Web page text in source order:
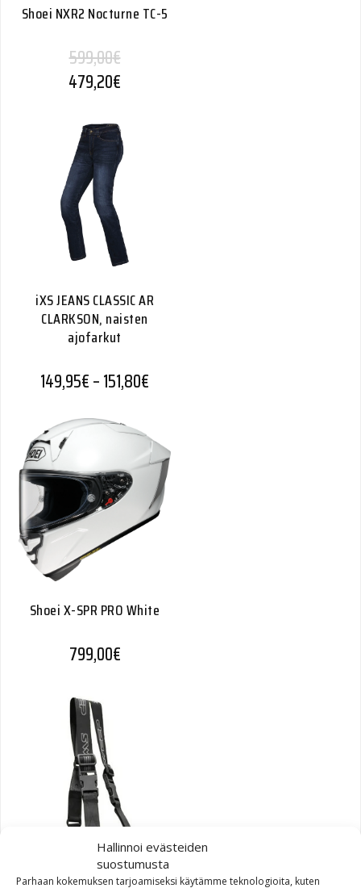
Hallinnoi evästeiden
suostumusta
Parhaan kokemuksen tarjoamiseksi käytämme teknologioita, kuten
Shoei NXR2 Nocturne TC-5
599,00€
479,20€
iXS JEANS CLASSIC AR
CLARKSON, naisten
ajofarkut
149,95€–151,80€
Shoei X-SPR PRO White
799,00€